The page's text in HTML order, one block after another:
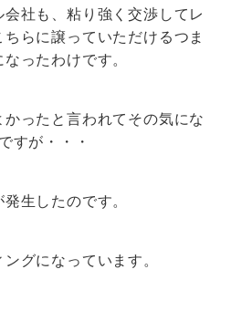
社も、粘り強く交渉してレ
らに譲っていただけるつま
ったわけです。
ったと言われてその気にな
すが・・・
生したのです。
グになっています。